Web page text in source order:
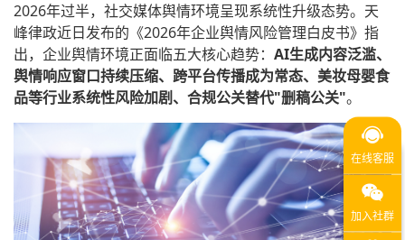
2026年过半，社交媒体舆情环境呈现系统性升级态势。天
峰律政近日发布的《2026年企业舆情风险管理白皮书》指
出，企业舆情环境正面临五大核心趋势： AI生成内容泛滥、
舆情响应窗口持续压缩、跨平台传播成为常态、美妆母婴食
品等行业系统性风险加剧、合规公关替代"删稿公关"。